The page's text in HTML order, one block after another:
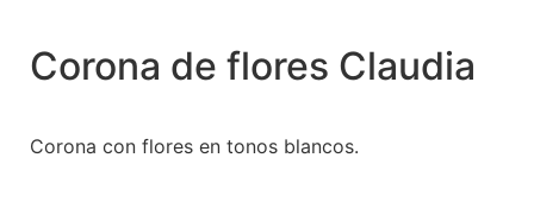
Corona de flores Claudia
Corona con flores en tonos blancos.